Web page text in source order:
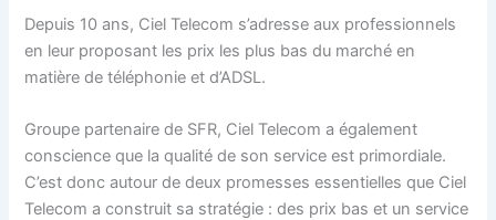
Depuis 10 ans, Ciel Telecom s’adresse aux professionnels
en leur proposant les prix les plus bas du marché en
matière de téléphonie et d’ADSL.
Groupe partenaire de SFR, Ciel Telecom a également
conscience que la qualité de son service est primordiale.
C’est donc autour de deux promesses essentielles que Ciel
Telecom a construit sa stratégie : des prix bas et un service